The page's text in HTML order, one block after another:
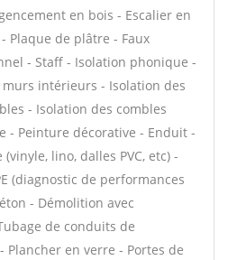
en bois - Escalier en
Plaque de plâtre - Faux
- Staff - Isolation phonique -
intérieurs - Isolation des
- Isolation des combles
- Peinture décorative - Enduit -
lino, dalles PVC, etc) -
(diagnostic de performances
- Démolition avec
de conduits de
Plancher en verre - Portes de